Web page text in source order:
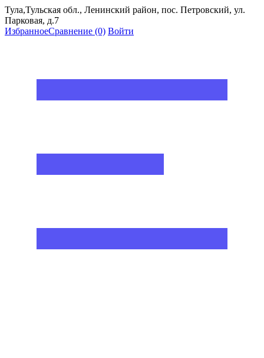
Тула,Тульская обл., Ленинский район, пос. Петровский, ул.
Парковая, д.7
ИзбранноеСравнение (0) Войти